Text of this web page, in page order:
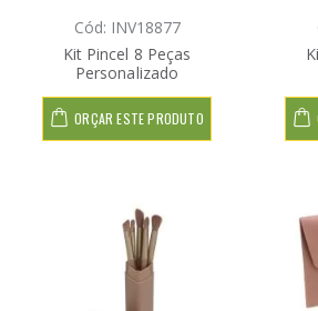
Cód: INV18877
Kit Pincel 8 Peças
Personalizado
ORÇAR ESTE PRODUTO